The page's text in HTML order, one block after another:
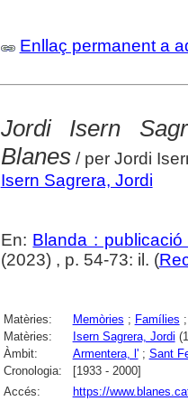
Enllaç permanent a
Jordi Isern
Blanes/ per Jordi
Isern Sagrera, Jordi
En: Blanda :
(2023) , p. 54-73: il. (
Matèries: Memòries ; Famílies ;
Matèries:
Isern Sagrera, Jordi
Àmbit:
Armentera, l'; Sant
Cronologia:
[1933 - 2000]
Accés:
https://